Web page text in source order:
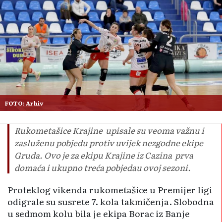
FOTO: Arhiv
Rukometašice Krajine upisale su veoma važnu i
zasluženu pobjedu protiv uvijek nezgodne ekipe
Gruda. Ovo je za ekipu Krajine iz Cazina prva
domaća i ukupno treća pobjedau ovoj sezoni.
Proteklog vikenda rukometašice u Premijer ligi
odigrale su susrete 7. kola takmičenja. Slobodna
u sedmom kolu bila je ekipa Borac iz Banje